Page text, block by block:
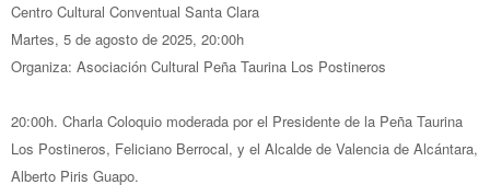
Centro Cultural Conventual Santa Clara
Martes, 5 de agosto de 2025, 20:00h
Organiza: Asociación Cultural Peña Taurina Los Postineros
20:00h. Charla Coloquio moderada por el Presidente de la Peña Taurina
Los Postineros, Feliciano Berrocal, y el Alcalde de Valencia de Alcántara,
Alberto Piris Guapo.